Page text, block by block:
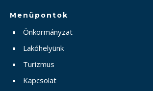
Menüpontok
Önkormányzat
Lakóhelyünk
Turizmus
Kapcsolat